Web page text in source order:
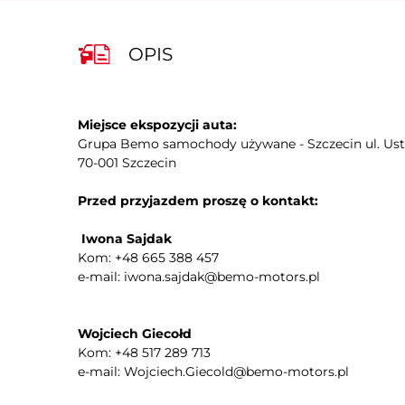
keyless Go
kontrola odległości z przodu (przy
parkowaniu)
kurtyny powietrzne - przód
lampy doświetlające zakręt
lusterka boczne składane elektrycznie
ładowanie bezprzewodowe urządzeń
Park Assistant - asystent parkowania
podgrzewany fotel pasażera
podłokietniki - tył
poduszka powietrzna pasażera
OPIS
Miejsce ekspozycji auta:
Grupa Bemo samochody używane - Szczecin ul.
70-001 Szczecin
Przed przyjazdem proszę o kontakt:
Iwona Sajdak
Kom: +48 665 388 457
e-mail: iwona.sajdak@bemo-motors.pl
Wojciech Giecołd
Kom: +48 517 289 713
e-mail: Wojciech.Giecold@bemo-motors.pl